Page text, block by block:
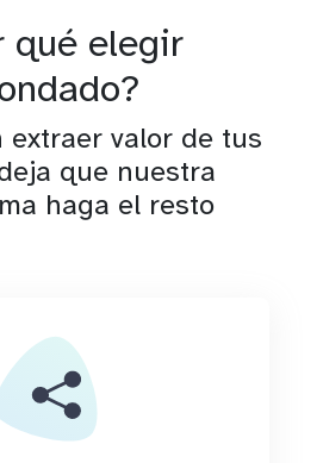
qué elegir
extraer valor de tus
que nuestra
haga el resto